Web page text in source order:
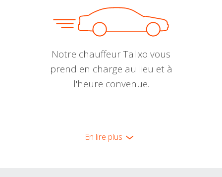
Notre chauffeur Talixo vous
prend en charge au lieu et à
l'heure convenue.
En lire plus